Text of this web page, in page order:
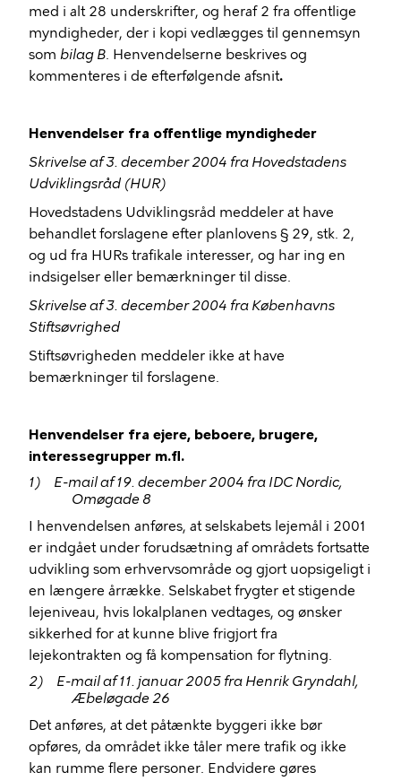
med i alt 28 underskrifter, og heraf 2 fra offentlige
myndigheder, der i kopi vedlægges til gennemsyn
som bilag B. Henvendelserne beskrives og
kommenteres i de efterfølgende afsnit.
Henvendelser fra offentlige myndigheder
Skrivelse af 3. december 2004 fra Hovedstadens
Udviklingsråd (HUR)
Hovedstadens Udviklingsråd meddeler at have
behandlet forslagene efter planlovens § 29, stk. 2,
og ud fra HURs trafikale interesser, og har ing en
indsigelser eller bemærkninger til disse.
Skrivelse af 3. december 2004 fra Københavns
Stiftsøvrighed
Stiftsøvrigheden meddeler ikke at have
bemærkninger til forslagene.
Henvendelser fra ejere, beboere, brugere,
interessegrupper m.fl.
1)
E-mail af 19. december 2004 fra IDC Nordic,
Omøgade 8
I henvendelsen anføres, at selskabets lejemål i 2001
er indgået under forudsætning af områdets fortsatte
udvikling som erhvervsområde og gjort uopsigeligt i
en længere årrække. Selskabet frygter et stigende
lejeniveau, hvis lokalplanen vedtages, og ønsker
sikkerhed for at kunne blive frigjort fra
lejekontrakten og få kompensation for flytning.
2)
E-mail af 11. januar 2005 fra Henrik Gryndahl,
Æbeløgade 26
Det anføres, at det påtænkte byggeri ikke bør
opføres, da området ikke tåler mere trafik og ikke
kan rumme flere personer. Endvidere gøres